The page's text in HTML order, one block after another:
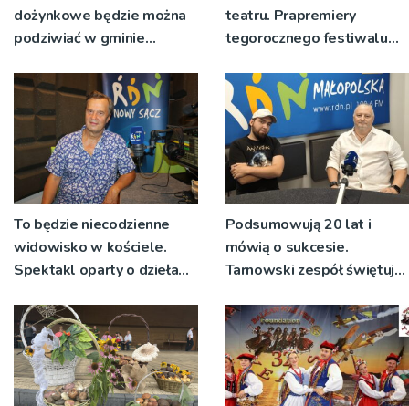
dożynkowe będzie można
podziwiać w gminie
teatru. Prapremiery
tegorocznego festiwalu
niecodziennych
okolicznościach
To będzie niecodzienne
widowisko w kościele.
Spektakl oparty o dzieła
Podsumowują 20 lat i
mówią o sukcesie.
Tarnowski zespół świętuje
koncert